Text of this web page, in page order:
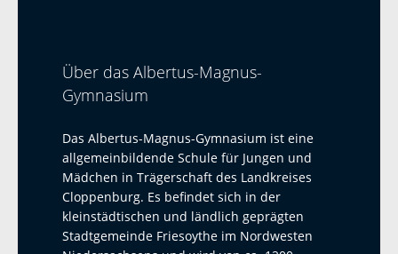
Über das Albertus-Magnus-
Gymnasium
Das Albertus-Magnus-Gymnasium ist eine
allgemeinbildende Schule für Jungen und
Mädchen in Trägerschaft des Landkreises
Cloppenburg. Es befindet sich in der
kleinstädtischen und ländlich geprägten
Stadtgemeinde Friesoythe im Nordwesten